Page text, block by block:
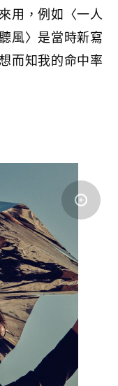
用，例如〈一人
風〉是當時新寫
而知我的命中率